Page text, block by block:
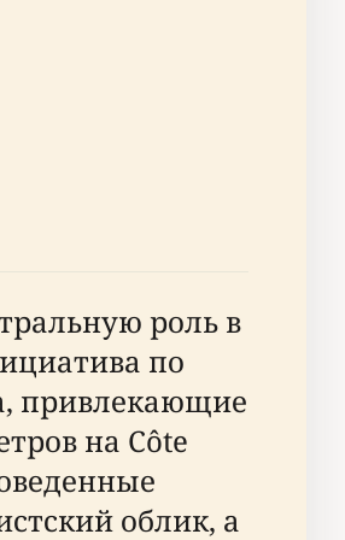
роль в
по
привлекающие
на Côte
облик, а